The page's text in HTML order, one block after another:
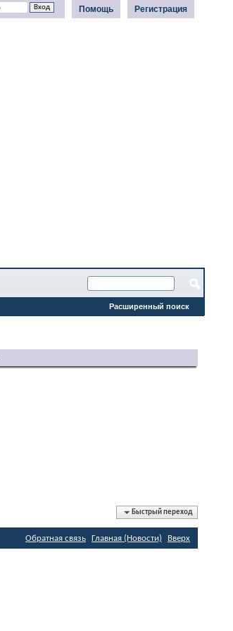
Регистрация
Помощь
Расширенный поиск
Быстрый переход
Обратная связь Главная (Новости) Вверх